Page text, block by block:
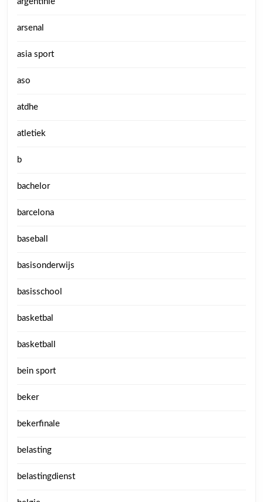
arsenal
asia sport
aso
atdhe
atletiek
b
bachelor
barcelona
baseball
basisonderwijs
basisschool
basketbal
basketball
bein sport
beker
bekerfinale
belasting
belastingdienst